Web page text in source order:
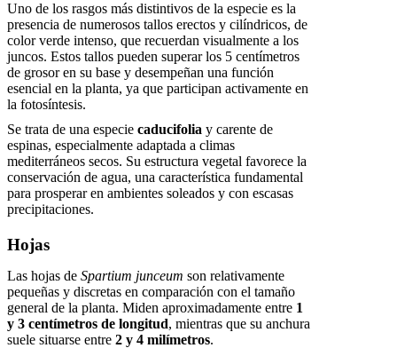
Uno de los rasgos más distintivos de la especie es la
presencia de numerosos tallos erectos y cilíndricos, de
color verde intenso, que recuerdan visualmente a los
juncos. Estos tallos pueden superar los 5 centímetros
de grosor en su base y desempeñan una función
esencial en la planta, ya que participan activamente en
la fotosíntesis.
Se trata de una especie caducifolia y carente de
espinas, especialmente adaptada a climas
mediterráneos secos. Su estructura vegetal favorece la
conservación de agua, una característica fundamental
para prosperar en ambientes soleados y con escasas
precipitaciones.
Hojas
Las hojas de Spartium junceum son relativamente
pequeñas y discretas en comparación con el tamaño
general de la planta. Miden aproximadamente entre 1
y 3 centímetros de longitud, mientras que su anchura
suele situarse entre 2 y 4 milímetros.